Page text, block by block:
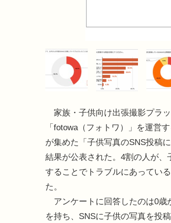
家族・子供向け出張撮影プラ
「fotowa（フォトワ）」を運営
が集めた「子供写真のSNS投稿
結果が公表された。4割の人が、
することでトラブルにあってい
た。
アンケートに回答したのは0歳
を持ち、SNSに子供の写真を投